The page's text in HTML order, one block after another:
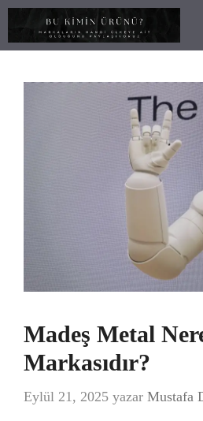
İçeriğe
Madeş Metal
Markasıdır?
Eylül 21, 2025 yazar Mustafa